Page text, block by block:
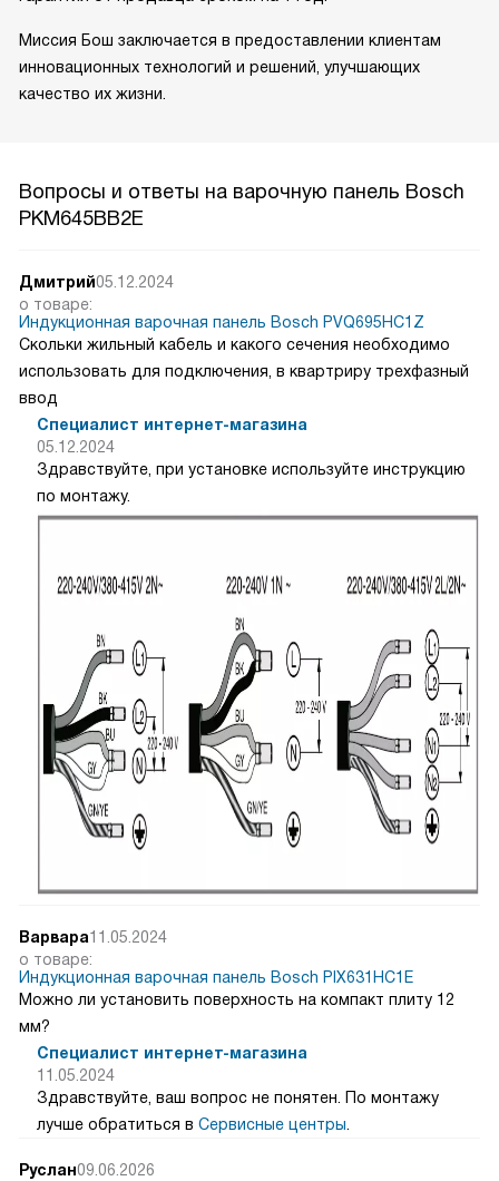
Миссия Бош заключается в предоставлении клиентам
инновационных технологий и решений, улучшающих
качество их жизни.
Вопросы и ответы на варочную панель Bosch
PKM645BB2E
Дмитрий05.12.2024
о товаре:
Индукционная варочная панель Bosch PVQ695HC1Z
Скольки жильный кабель и какого сечения необходимо
использовать для подключения, в квартриру трехфазный
ввод
Специалист интернет-магазина
05.12.2024
Здравствуйте, при установке используйте инструкцию
по монтажу.
Варвара11.05.2024
о товаре:
Индукционная варочная панель Bosch PIX631HC1E
Можно ли установить поверхность на компакт плиту 12
мм?
Специалист интернет-магазина
11.05.2024
Здравствуйте, ваш вопрос не понятен. По монтажу
лучше обратиться в Сервисные центры
Руслан09.06.2026